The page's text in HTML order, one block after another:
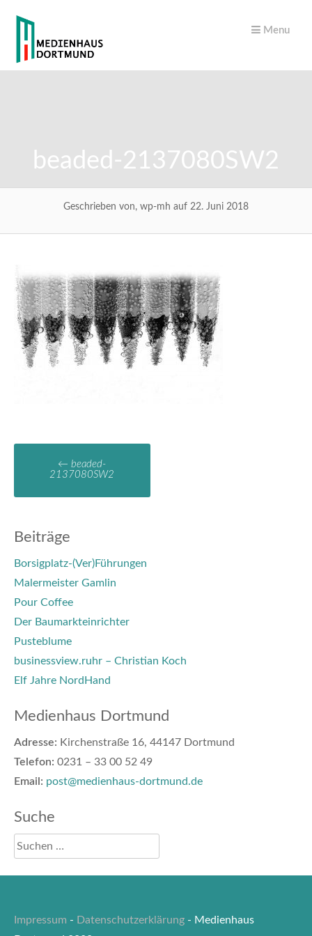
Menu
beaded-2137080SW2
Geschrieben von, wp-mh auf 22. Juni 2018
← beaded-
2137080SW2
Beiträge
Borsigplatz-(Ver)Führungen
Malermeister Gamlin
Pour Coffee
Der Baumarkteinrichter
Pusteblume
businessview.ruhr – Christian Koch
Elf Jahre NordHand
Medienhaus Dortmund
Adresse: Kirchenstraße 16, 44147 Dortmund
Telefon: 0231 – 33 00 52 49
Email: post@medienhaus-dortmund.de
Suche
Impressum - Datenschutzerklärung - Medienhaus